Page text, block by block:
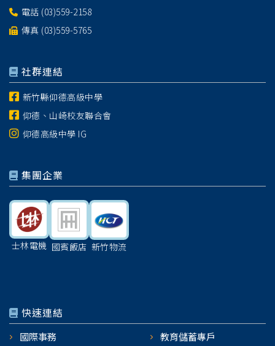
電話 (03)559-2158
傳真 (03)559-5765
社群連結
新竹縣仰德高級中學
仰德、山崎校友聯合會
仰德高級中學 IG
集團企業
士林電機 國賓飯店 新竹物流
快速連結
國際事務 教育儲蓄專戶